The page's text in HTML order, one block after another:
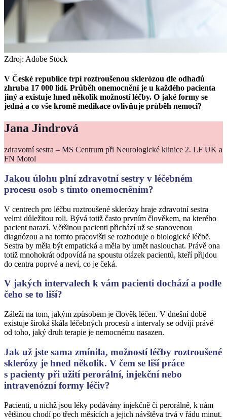
Zdroj: Adobe Stock
V České republice trpí roztroušenou sklerózou dle odhadů
zhruba 17 000 lidí. Průběh onemocnění je u každého pacienta
jiný a existuje hned několik možností léčby. O jaké formy se
jedná a co vše kromě medikace ovlivňuje průběh nemoci?
Jana Jindrová
zdravotní sestra – MS Centrum při Neurologické klinice 2. LF UK a
FN Motol
Jakou úlohu plní zdravotní sestry v léčebném
procesu osob s tímto onemocněním?
V centrech pro léčbu roztroušené sklerózy hraje zdravotní sestra
velmi důležitou roli. Bývá totiž často prvním člověkem, na kterého
pacient narazí. Většinou pacienti přichází už se stanovenou
diagnózou a na tomto pracovišti se rozhoduje o biologické léčbě.
Sestra by měla být empatická a měla by umět naslouchat. Právě ona
totiž mnohokrát odpovídá na spoustu otázek pacientů, kteří přijdou
do centra poprvé a neví, co je čeká.
V jakých intervalech k vám pacienti dochází a podle
čeho se to liší?
Záleží na tom, jakým způsobem je člověk léčen. V dnešní době
existuje široká škála léčebných procesů a intervaly se odvíjí právě
od toho, jaký druh terapie je nemocnému nasazen.
Jak už jste sama zmínila, možností léčby roztroušené
sklerózy je hned několik. V čem se liší práce
s pacienty při užití perorální, injekční nebo
intravenózní formy léčiv?
Pacienti, u nichž jsou léky podávány injekčně či perorálně, k nám
většinou chodí po třech měsících a jejich návštěva trvá v řádu minut.